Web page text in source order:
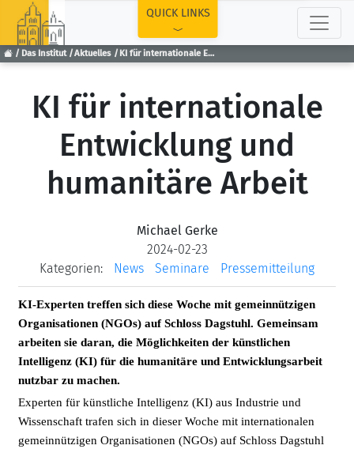
Das Institut Aktuelles KI für internationale Entwicklung und humanitäre Arbeit
QUICK LINKS
KI für internationale
Entwicklung und
humanitäre Arbeit
Michael Gerke
2024-02-23
Kategorien:
News Seminare Pressemitteilung
KI-Experten treffen sich diese Woche mit gemeinnützigen
Organisationen (NGOs) auf Schloss Dagstuhl. Gemeinsam
arbeiten sie daran, die Möglichkeiten der künstlichen
Intelligenz (KI) für die humanitäre und Entwicklungsarbeit
nutzbar zu machen.
Experten für künstliche Intelligenz (KI) aus Industrie und
Wissenschaft trafen sich in dieser Woche mit internationalen
gemeinnützigen Organisationen (NGOs) auf Schloss Dagstuhl